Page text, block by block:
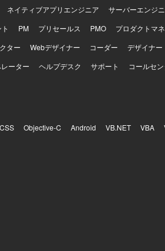
ネイティブアプリエンジニア
サーバーエンジ
PM プリセールス PMO
プロダクトマ
ター Webデザイナー コーダー
デザイナー
ーター ヘルプデスク サポート コールセ
CSS Objective-C Android VB.NET VBA